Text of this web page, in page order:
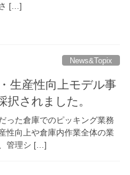
[…]
News&Topix
生産性向上モデル事
されました。
った倉庫でのピッキング業務
性向上や倉庫内作業全体の業
管理シ […]